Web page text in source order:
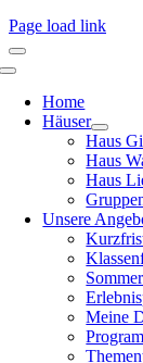
Page load link
Home
Häuser
Haus
Haus
Haus
Unsere
Meine